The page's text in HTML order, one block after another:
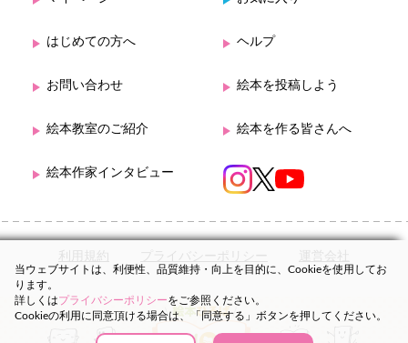
はじめての方へ ヘルプ
お問い合わせ 絵本を投稿しよう
絵本教室のご紹介 絵本を作る皆さんへ
絵本作家インタビュー
利用規約 プライバシーポリシー 運営会社
当ウェブサイトは、利便性、品質維持・向上を目的に、Cookieを使用してお
ります。
詳しくはプライバシーポリシーをご参照ください。
Cookieの利用に同意頂ける場合は、「同意する」ボタンを押してください。